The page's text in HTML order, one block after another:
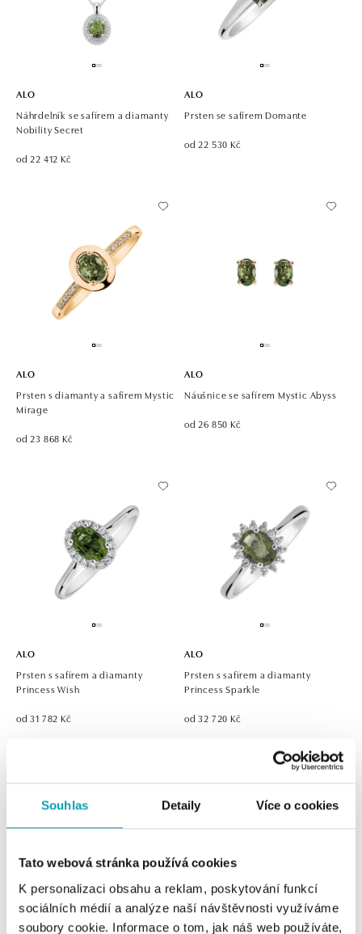
Souhlas Detaily Více o cookies
Tato webová stránka používá cookies
K personalizaci obsahu a reklam, poskytování funkcí
sociálních médií a analýze naší návštěvnosti využíváme
soubory cookie. Informace o tom, jak náš web používáte,
ALO
Náhrdelník se safírem a diamanty
Nobility Secret
od 22 412 Kč
ALO
Prsten se safírem Domante
od 22 530 Kč
ALO
Prsten s diamanty a safírem Mystic
Mirage
od 23 868 Kč
ALO
Náušnice se safírem Mystic Abyss
od 26 850 Kč
ALO
Prsten s safírem a diamanty
Princess Wish
od 31 782 Kč
ALO
Prsten s safírem a diamanty
Princess Sparkle
od 32 720 Kč